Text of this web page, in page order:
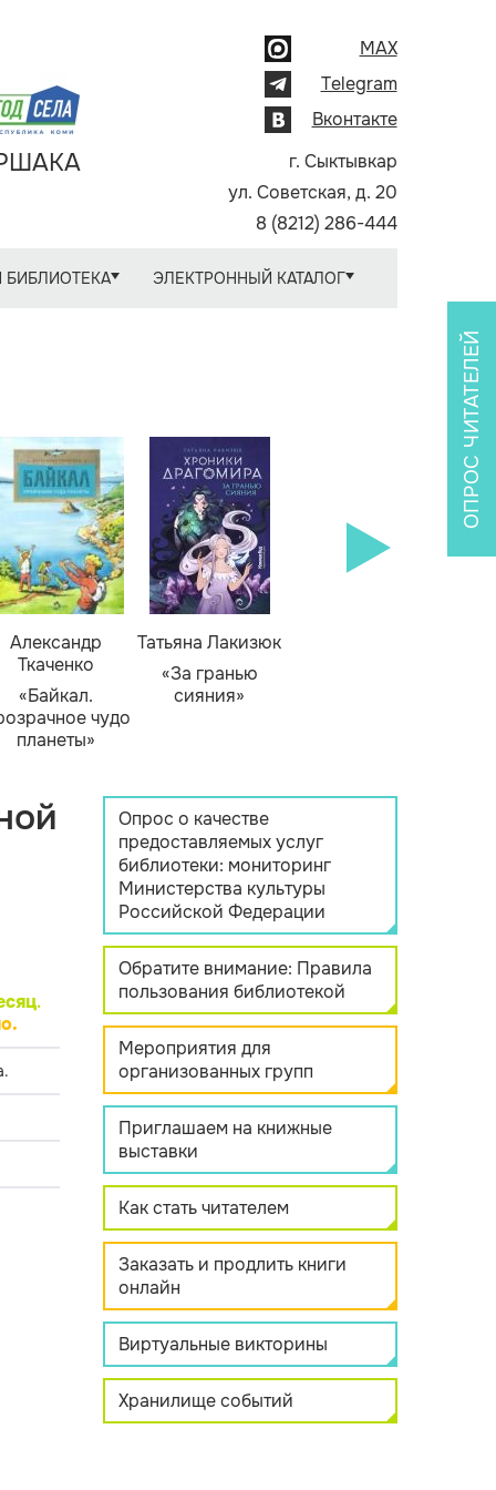
MAX
Telegram
Вконтакте
г. Сыктывкар
ул. Советская, д. 20
8 (8212) 286-444
БИБЛИОТЕКА ЭЛЕКТРОННЫЙ КАТАЛОГ
Александр
Ткаченко
«Байкал.
чудо
планеты»
Татьяна Лакизюк
«За гранью
сияния»
.
ОПРОС ЧИТАТЕЛЕЙ
Опрос о качестве
предоставляемых услуг
библиотеки: мониторинг
Министерства культуры
Российской Федерации
Обратите внимание: Правила
пользования библиотекой
Мероприятия для
организованных групп
Приглашаем на книжные
выставки
Как стать читателем
Заказать и продлить книги
онлайн
Виртуальные викторины
Хранилище событий